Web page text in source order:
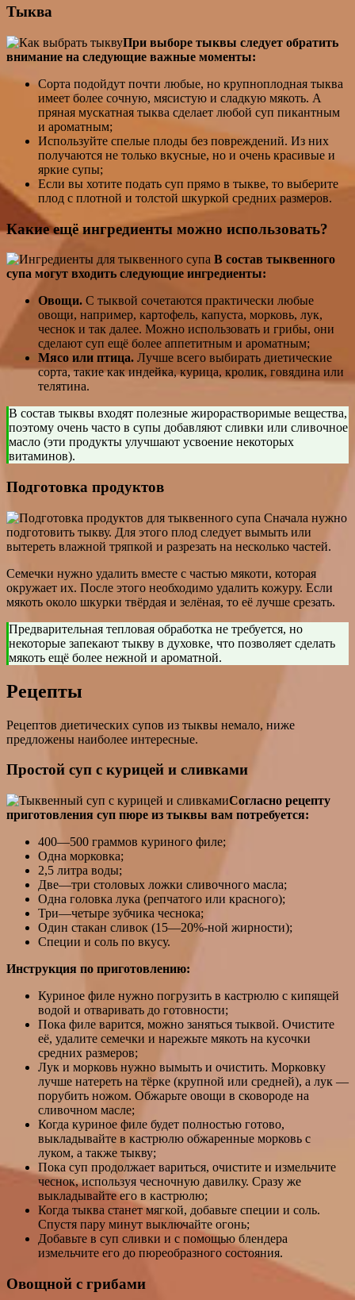
Тыква
При выборе тыквы следует обратить
внимание на следующие важные моменты:
Сорта подойдут почти любые, но крупноплодная тыква
имеет более сочную, мясистую и сладкую мякоть. А
пряная мускатная тыква сделает любой суп пикантным
и ароматным;
Используйте спелые плоды без повреждений. Из них
получаются не только вкусные, но и очень красивые и
яркие супы;
Если вы хотите подать суп прямо в тыкве, то выберите
плод с плотной и толстой шкуркой средних размеров.
Какие ещё ингредиенты можно использовать?
В состав тыквенного
супа могут входить следующие ингредиенты:
Овощи. С тыквой сочетаются практически любые
овощи, например, картофель, капуста, морковь, лук,
чеснок и так далее. Можно использовать и грибы, они
сделают суп ещё более аппетитным и ароматным;
Мясо или птица. Лучше всего выбирать диетические
сорта, такие как индейка, курица, кролик, говядина или
телятина.
В состав тыквы входят полезные жирорастворимые вещества,
поэтому очень часто в супы добавляют сливки или сливочное
масло (эти продукты улучшают усвоение некоторых
витаминов).
Подготовка продуктов
Сначала нужно
подготовить тыкву. Для этого плод следует вымыть или
вытереть влажной тряпкой и разрезать на несколько частей.
Семечки нужно удалить вместе с частью мякоти, которая
окружает их. После этого необходимо удалить кожуру. Если
мякоть около шкурки твёрдая и зелёная, то её лучше срезать.
Предварительная тепловая обработка не требуется, но
некоторые запекают тыкву в духовке, что позволяет сделать
мякоть ещё более нежной и ароматной.
Рецепты
Рецептов диетических супов из тыквы немало, ниже
предложены наиболее интересные.
Простой суп с курицей и сливками
Согласно рецепту
приготовления суп пюре из тыквы вам потребуется:
400—500 граммов куриного филе;
Одна морковка;
2,5 литра воды;
Две—три столовых ложки сливочного масла;
Одна головка лука (репчатого или красного);
Три—четыре зубчика чеснока;
Один стакан сливок (15—20%-ной жирности);
Специи и соль по вкусу.
Инструкция по приготовлению:
Куриное филе нужно погрузить в кастрюлю с кипящей
водой и отваривать до готовности;
Пока филе варится, можно заняться тыквой. Очистите
её, удалите семечки и нарежьте мякоть на кусочки
средних размеров;
Лук и морковь нужно вымыть и очистить. Морковку
лучше натереть на тёрке (крупной или средней), а лук —
порубить ножом. Обжарьте овощи в сковороде на
сливочном масле;
Когда куриное филе будет полностью готово,
выкладывайте в кастрюлю обжаренные морковь с
луком, а также тыкву;
Пока суп продолжает вариться, очистите и измельчите
чеснок, используя чесночную давилку. Сразу же
выкладывайте его в кастрюлю;
Когда тыква станет мягкой, добавьте специи и соль.
Спустя пару минут выключайте огонь;
Добавьте в суп сливки и с помощью блендера
измельчите его до пюреобразного состояния.
Овощной с грибами